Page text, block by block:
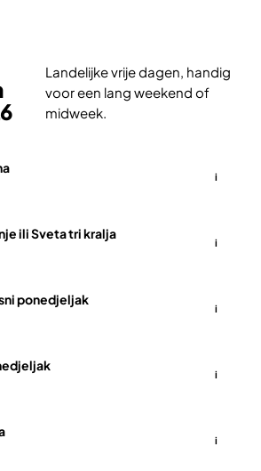
Landelijke vrije dagen, handig
voor een lang weekend of
midweek.
i
ili Sveta tri kralja
i
ponedjeljak
i
i
i